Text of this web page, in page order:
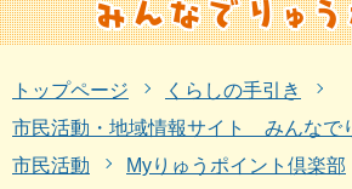
トップページ
くらしの手引き
市民活動・地域情報サイト みんなで
市民活動
Myりゅうポイント倶楽部